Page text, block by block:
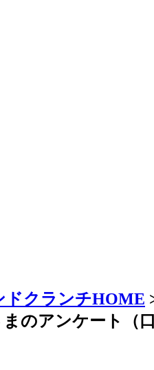
ドクランチHOME
のアンケート（